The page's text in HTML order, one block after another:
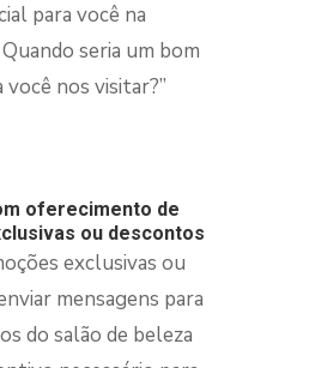
para você na
seria um bom
nos visitar?”
oferecimento de
ou descontos
exclusivas ou
mensagens para
do salão de beleza